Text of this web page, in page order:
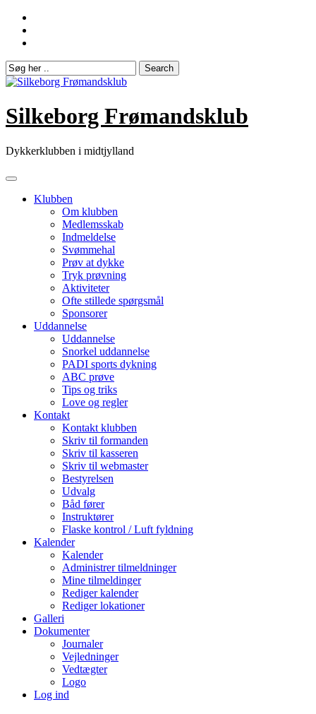
Skip
content
Silkeborg Frømandsklub
Dykkerklubben i midtjylland
Klubben
Om klubben
Medlemsskab
Indmeldelse
Svømmehal
Prøv at dykke
Tryk prøvning
Aktiviteter
Ofte stillede spørgsmål
Sponsorer
Uddannelse
Uddannelse
Snorkel uddannelse
PADI sports dykning
ABC prøve
Tips og triks
Love og regler
Kontakt
Kontakt klubben
Skriv til formanden
Skriv til kasseren
Skriv til webmaster
Bestyrelsen
Udvalg
Båd fører
Instruktører
Flaske kontrol / Luft fyldning
Kalender
Kalender
Administrer tilmeldninger
Mine tilmeldinger
Rediger kalender
Rediger lokationer
Galleri
Dokumenter
Journaler
Vejledninger
Vedtægter
Logo
Log ind